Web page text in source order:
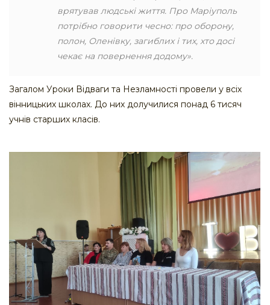
врятував людські життя. Про Маріуполь
потрібно говорити чесно: про оборону,
полон, Оленівку, загиблих і тих, хто досі
чекає на повернення додому».
Загалом Уроки Відваги та Незламності провели у всіх
вінницьких школах. До них долучилися понад 6 тисяч
учнів старших класів.